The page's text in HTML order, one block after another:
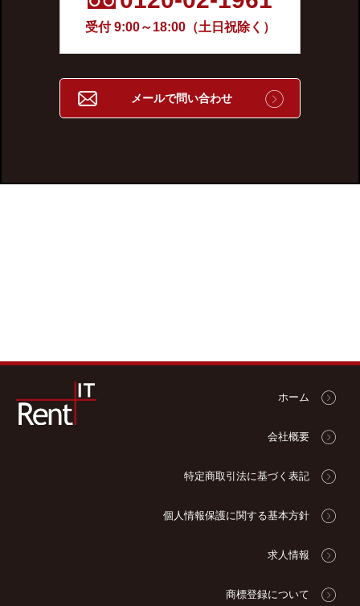
受付 9:00～18:00（土日祝除く）
メールで問い合わせ
ホーム
会社概要
特定商取引法に基づく表記
個人情報保護に関する基本方針
求人情報
商標登録について